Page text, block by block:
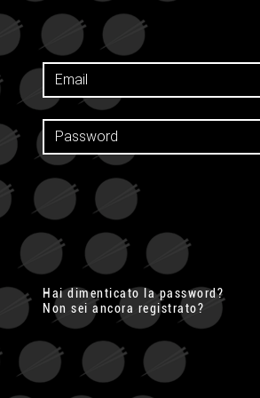
Hai dimenticato la password?
Non sei ancora registrato?